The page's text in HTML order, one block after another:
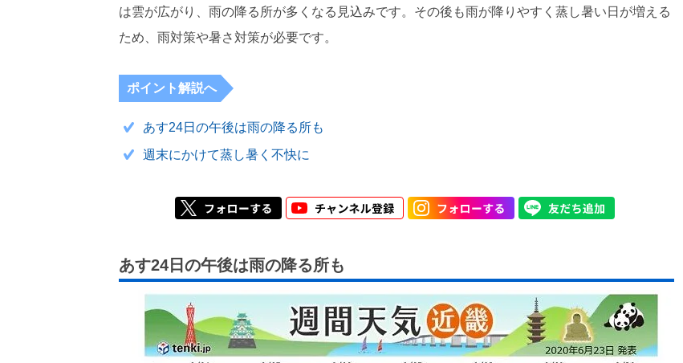
は雲が広がり、雨の降る所が多くなる見込みです。その後も雨が降りやすく蒸し暑い日が増える
ため、雨対策や暑さ対策が必要です。
ポイント解説へ
あす24日の午後は雨の降る所も
週末にかけて蒸し暑く不快に
あす24日の午後は雨の降る所も